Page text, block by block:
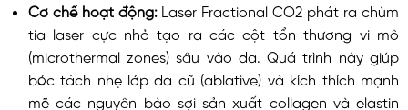
Cơ chế hoạt động: Laser Fractional CO2 phát ra chùm
tia laser cực nhỏ tạo ra các cột tổn thương vi mô
(microthermal zones) sâu vào da. Quá trình này giúp
bóc tách nhẹ lớp da cũ (ablative) và kích thích mạnh
mẽ các nguyên bào sợi sản xuất collagen và elastin